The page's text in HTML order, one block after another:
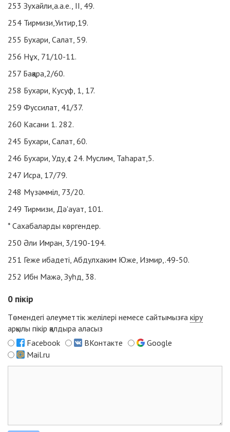
253 Зухайли,а.а.е., ІІ, 49.
254 Тирмизи,Уитир,19.
255 Бухари, Салат, 59.
256 Нұх, 71/10-11.
257 Бақара,2/60.
258 Бухари, Кусуф, 1, 17.
259 Фуссилат, 41/37.
260 Касани 1. 282.
245 Бухари, Салат, 60.
246 Бухари, Уду,¢ 24. Муслим, Таһарат,5.
247 Исра, 17/79.
248 Мүзәмміл, 73/20.
249 Тирмизи, Дә'ауат, 101.
* Сахабаларды көргендер.
250 Әли Имран, 3/190-194.
251 Геже ибадеті, Абдулхаким Юже, Измир,.49-50.
252 Ибн Мажә, Зуһд, 38.
0 пікір
Төмендегі әлеуметтік желілері немесе сайтымызға кіру
арқылы пікір қалдыра аласыз
Facebook
ВКонтакте
Google
Mail.ru